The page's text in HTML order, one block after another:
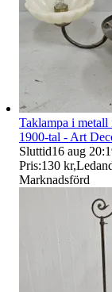
Taklampa i
1900-tal - Art
Sluttid16 aug
Pris:130 kr,
Marknadsförd